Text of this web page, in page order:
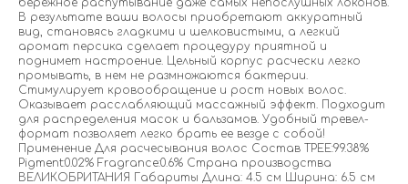
В результате ваши волосы приобретают аккуратный
вид, становясь гладкими и шелковистыми, а легкий
аромат персика cделает процедуру приятной и
поднимет настроение. Цельный корпус расчески легко
промывать, в нем не размножаются бактерии.
Стимулирует кровообращение и рост новых волос.
Оказывает расслабляющий массажный эффект. Подходит
для распределения масок и бальзамов. Удобный тревел-
формат позволяет легко брать ее везде с собой!
Применение Для расчесывания волос Состав TPEE:99.38%
Pigment:0.02% Fragrance:0.6% Страна производства
ВЕЛИКОБРИТАНИЯ Габариты Длина: 4.5 см Ширина: 6.5 см